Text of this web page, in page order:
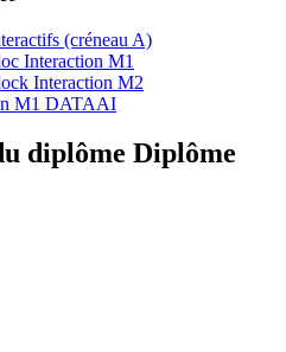
(créneau A)
Interaction M1
Interaction M2
M1 DATAAI
diplôme Diplôme